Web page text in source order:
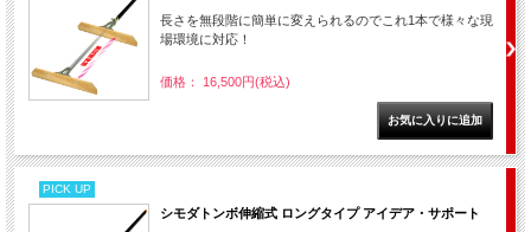
長さを無段階に簡単に変えられるのでこれ1本で様々な現
場環境に対応！
価格： 16,500円(税込)
PICK UP
シモダトンボ伸縮式 ロングタイプ アイデア・サポート